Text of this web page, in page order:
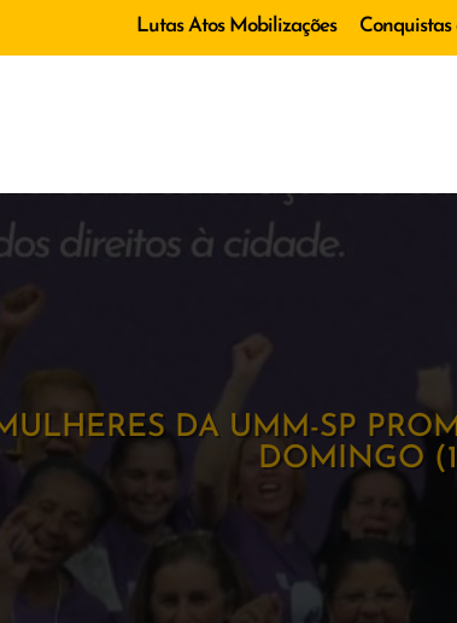
Lutas Atos Mobilizações
DA UMM-SP
DOMINGO